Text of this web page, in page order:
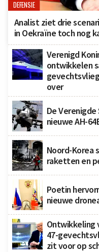
DEFENSIE
Analist ziet drie
in Oekraïne toch nog
Verenigd
ontwikkelen
over
De
nieuwe AH-
Noord-Korea
raketten en
Poetin
nieuwe
Ontwikkeling
47-
zit voor op